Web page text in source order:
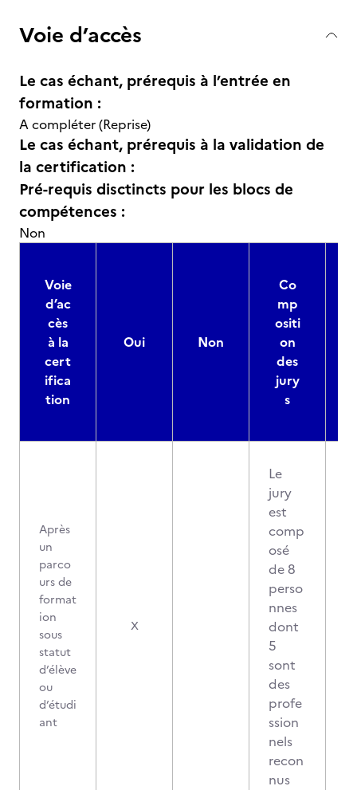
Voie d’accès
Le cas échant, prérequis à l’entrée en
formation :
A compléter (Reprise)
Le cas échant, prérequis à la validation de
la certification :
Pré-requis disctincts pour les blocs de
compétences :
Non
Voie
d’ac
cès
à la
cert
ifica
tion
Oui Non
Co
mp
ositi
on
des
jury
s
Après
un
parco
urs de
format
ion
sous
statut
d’élève
ou
d’étudi
ant
X
Le
jury
est
comp
osé
de 8
perso
nnes
dont
5
sont
des
profe
ssion
nels
recon
nus